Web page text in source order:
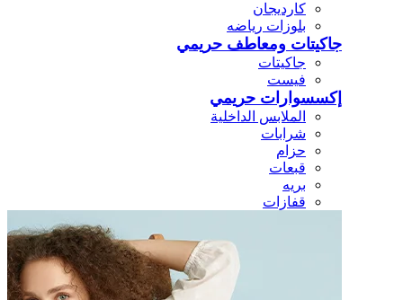
كارديجان
بلوزات رياضه
جاكيتات ومعاطف حريمي
جاكيتات
فيست
إكسسوارات حريمي
الملابس الداخلية
شرابات
حزام
قبعات
بريه
قفازات